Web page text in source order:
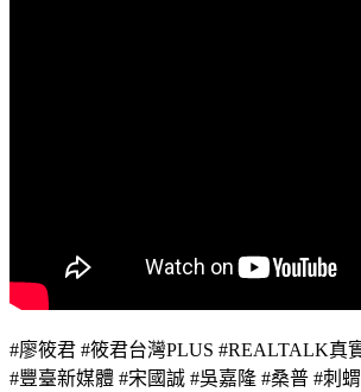
#廖筱君 #筱君台灣PLUS #REALTALK真
#豐臺新媒體 #宋國誠 #吳嘉隆 #桑普 #刺